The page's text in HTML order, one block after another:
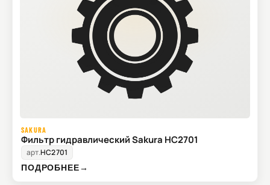
SAKURA
Фильтр гидравлический Sakura HC2701
арт.HC2701
ПОДРОБНЕЕ→